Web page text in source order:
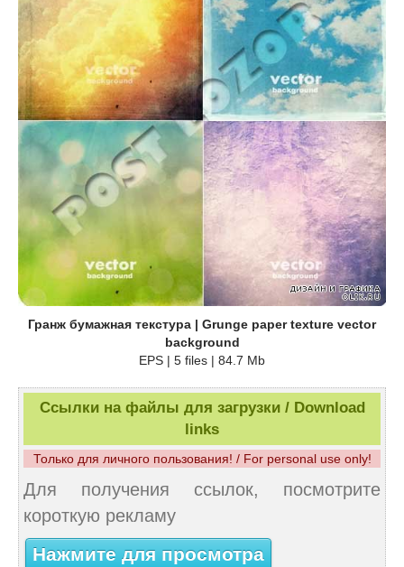
Гранж бумажная текстура | Grunge paper texture vector
background
EPS | 5 files | 84.7 Mb
Ссылки на файлы для загрузки / Download
links
Только для личного пользования! / For personal use only!
Для получения ссылок, посмотрите
короткую рекламу
Нажмите для просмотра